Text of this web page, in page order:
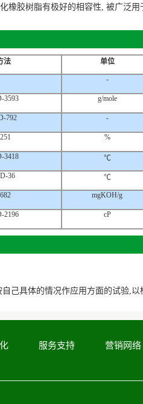
橡胶树脂有极好的相容性, 被广泛
法 单位
-
3593 g/mole
792 -
%
3418 ℃
36 ℃
mgKOH/g
2196 cP
己具体的情况作应用方面的试验,以
服务支持 营销网络